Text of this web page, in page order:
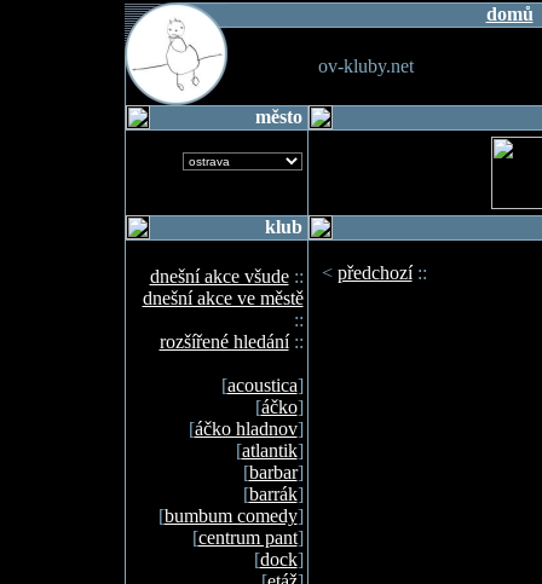
domů
ov-kluby.net
město
klub
dnešní akce všude::
dnešní akce ve městě
::
rozšířené hledání::
[acoustica]
[áčko]
[áčko hladnov]
[atlantik]
[barbar]
[barrák]
[bumbum comedy]
[centrum pant]
[dock]
< předchozí::